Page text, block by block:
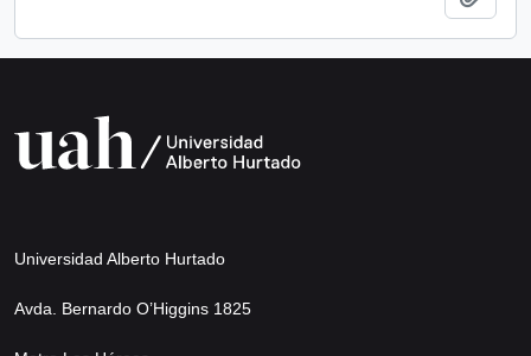
Universidad Alberto Hurtado
Avda. Bernardo O’Higgins 1825